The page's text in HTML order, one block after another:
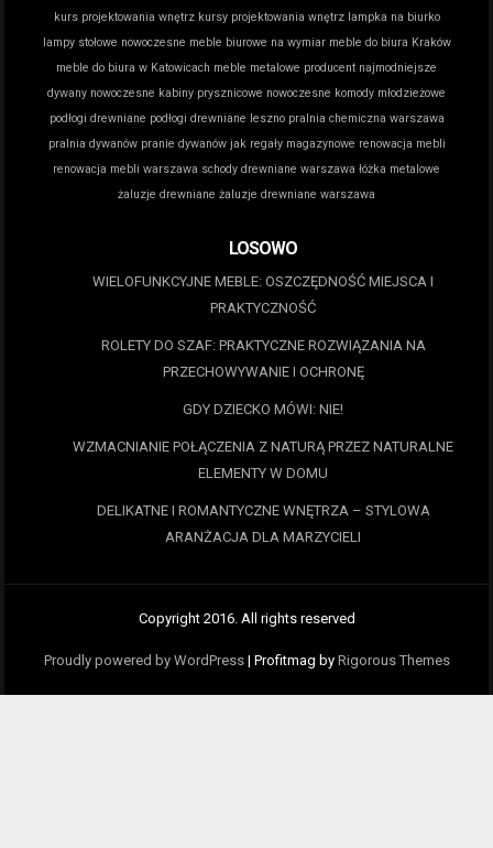
kurs projektowania wnętrz kursy projektowania wnętrz lampka na biurko
lampy stołowe nowoczesne meble biurowe na wymiar meble do biura Kraków
meble do biura w Katowicach meble metalowe producent najmodniejsze
dywany nowoczesne kabiny prysznicowe nowoczesne komody młodzieżowe
podłogi drewniane podłogi drewniane leszno pralnia chemiczna warszawa
pralnia dywanów pranie dywanów jak regały magazynowe renowacja mebli
renowacja mebli warszawa schody drewniane warszawa łóżka metalowe
żaluzje drewniane żaluzje drewniane warszawa
LOSOWO
WIELOFUNKCYJNE MEBLE: OSZCZĘDNOŚĆ MIEJSCA I
PRAKTYCZNOŚĆ
ROLETY DO SZAF: PRAKTYCZNE ROZWIĄZANIA NA
PRZECHOWYWANIE I OCHRONĘ
GDY DZIECKO MÓWI: NIE!
WZMACNIANIE POŁĄCZENIA Z NATURĄ PRZEZ NATURALNE
ELEMENTY W DOMU
DELIKATNE I ROMANTYCZNE WNĘTRZA – STYLOWA
ARANŻACJA DLA MARZYCIELI
Copyright 2016. All rights reserved
Proudly powered by WordPress | Profitmag by Rigorous Themes